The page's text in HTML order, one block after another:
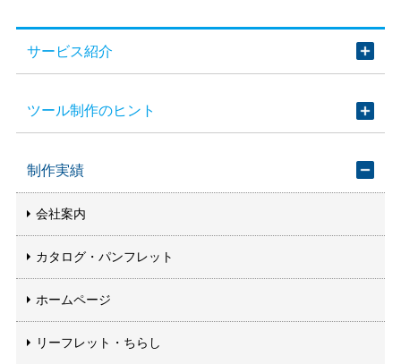
サービス紹介
ツール制作のヒント
制作実績
会社案内
カタログ・パンフレット
ホームページ
リーフレット・ちらし